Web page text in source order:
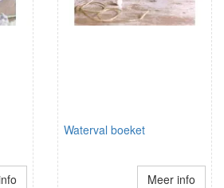
Waterval boeket
Meer info